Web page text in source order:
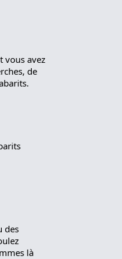
vous avez
de
des
là